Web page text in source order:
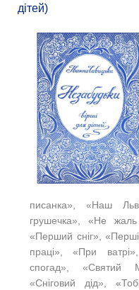
дітей)
писанка», «Наш
грушечка», «Не
«Перший сніг»,
праці», «При
спогад», «Святий
«Сніговий дід»,